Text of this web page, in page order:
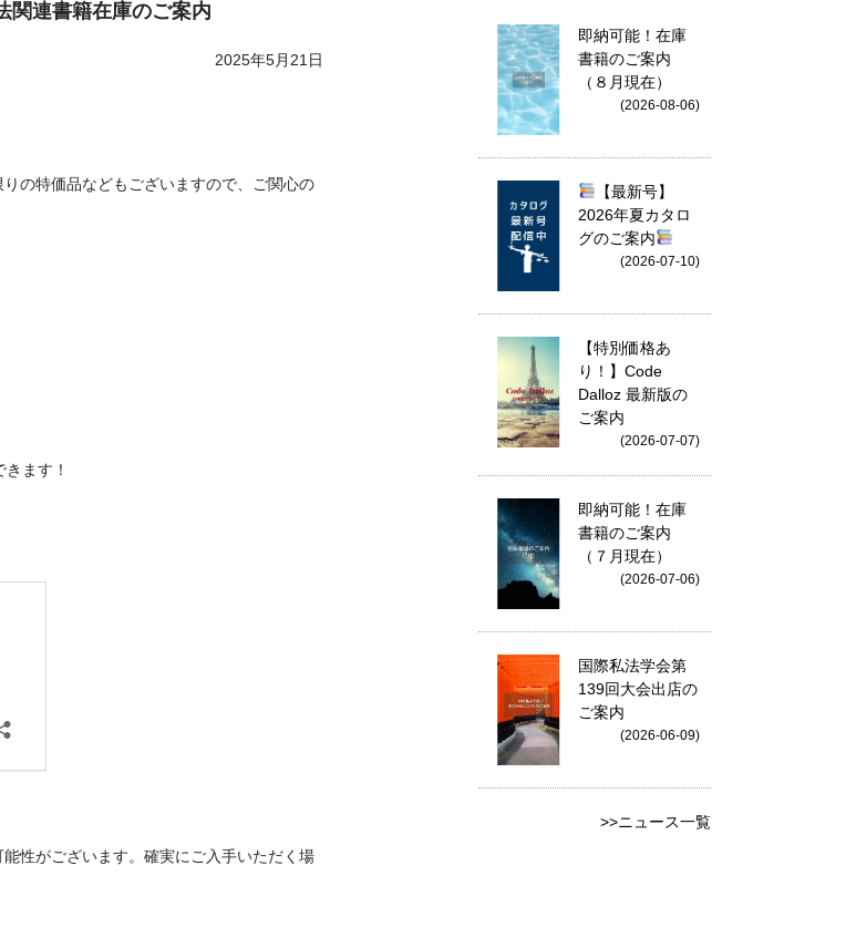
関連書籍在庫のご案内
2025年5月21日
の特価品などもございますので、ご関心の
ます！
性がございます。確実にご入手いただく場
即納可能！在庫
書籍のご案内
（８月現在）
(2026-08-06)
【最新号】
2026年夏カタロ
グのご案内
(2026-07-10)
【特別価格あ
り！】Code
Dalloz 最新版の
ご案内
(2026-07-07)
即納可能！在庫
書籍のご案内
（７月現在）
(2026-07-06)
国際私法学会第
139回大会出店の
ご案内
(2026-06-09)
>>ニュース一覧